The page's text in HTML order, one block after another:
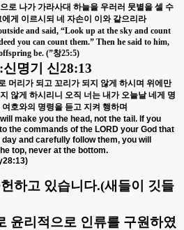
로 나가 가라사대 하늘을 우러러 뭇별을 셀 수
에게 이르시되 네 자손이 이와 같으리라
and said, “Look up at the sky and count
you can count them.” Then he said to him,
be. (”창25:5)
:신명기 신28:13
머리가 되고 꼬리가 되지 않게 하시며 위에만
않게 하시리니 오직 너는 내가 오늘날 네게 명
호와의 명령을 듣고 지켜 행하며
make you the head, not the tail. If you
the commands of the LORD your God that
day and carefully follow them, you will
top, never at the bottom.
하고 있습니다.(새들이 깃들
윤리적으로 인류를 구원하였